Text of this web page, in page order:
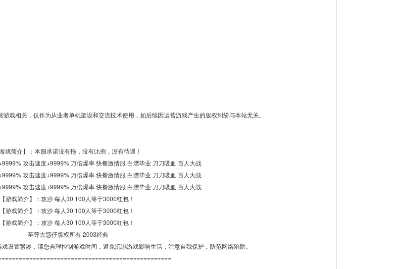
戏相关，仅作为从业者单机架设和交流技术使用，如后续因运营游戏产生的版权纠纷与本站无关。
游戏简介】：本服承诺没有拖，没有比例，没有待遇！
攻击速度+9999% 万倍爆率 快餐激情服 白漂毕业 刀刀吸血 百人大战
攻击速度+9999% 万倍爆率 快餐激情服 白漂毕业 刀刀吸血 百人大战
攻击速度+9999% 万倍爆率 快餐激情服 白漂毕业 刀刀吸血 百人大战
【游戏简介】：攻沙 每人30 100人等于3000红包！
【游戏简介】：攻沙 每人30 100人等于3000红包！
【游戏简介】：攻沙 每人30 100人等于3000红包！
至尊古惑仔版权所有 2003经典
设置紧凑，请您合理控制游戏时间，避免沉溺游戏影响生活，注意自我保护，防范网络陷阱。